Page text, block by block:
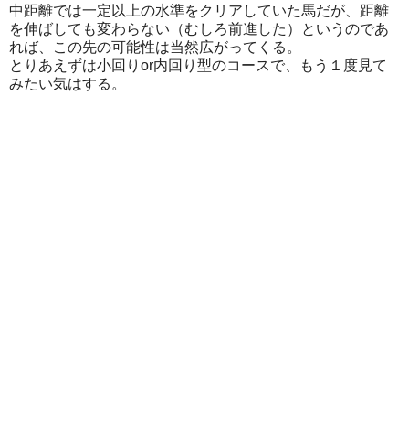
中距離では一定以上の水準をクリアしていた馬だが、距離
を伸ばしても変わらない（むしろ前進した）というのであ
れば、この先の可能性は当然広がってくる。
とりあえずは小回りor内回り型のコースで、もう１度見て
みたい気はする。